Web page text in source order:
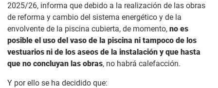
2025/26, informa que debido a la realización de las obras
de reforma y cambio del sistema energético y de la
envolvente de la piscina cubierta, de momento, no es
posible el uso del vaso de la piscina ni tampoco de los
vestuarios ni de los aseos de la instalación y que hasta
que no concluyan las obras, no habrá calefacción.
Y por ello se ha decidido que: